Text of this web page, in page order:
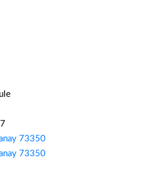
73350
73350